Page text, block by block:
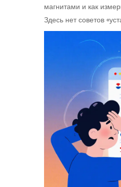
магнитами и как
Здесь нет советов